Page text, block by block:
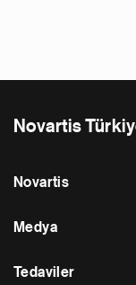
Novartis
Novartis
Medya
Tedaviler